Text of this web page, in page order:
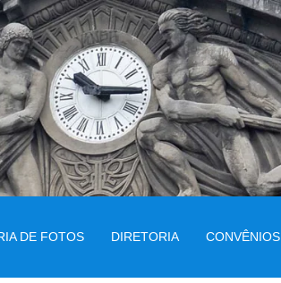
DE FOTOS DIRETORIA CONVÊNIOS